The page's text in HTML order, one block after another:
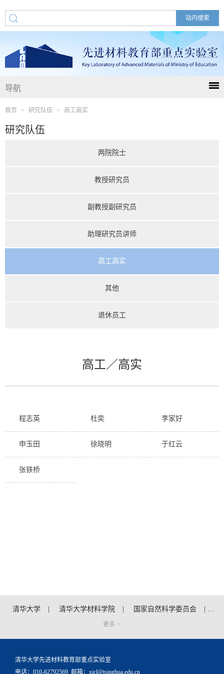
导航
首页 > 研究队伍 > 高工高实
研究队伍
两院院士
教授研究员
副教授副研究员
助理研究员讲师
高工高实
其他
退休员工
高工／高实
程志英 杜奕 李家好
申玉田 徐晓明 于红云
张铁桥
清华大学 清华大学材料学院 国家自然科学委员会
更多 >
清华大学先进材料教育部重点实验室
电话：010-62792569 邮箱：xjcl@tsinghua.edu.cn